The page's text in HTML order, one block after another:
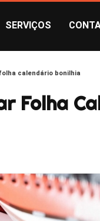
SERVIÇOS
calendário bonilhia
Folha